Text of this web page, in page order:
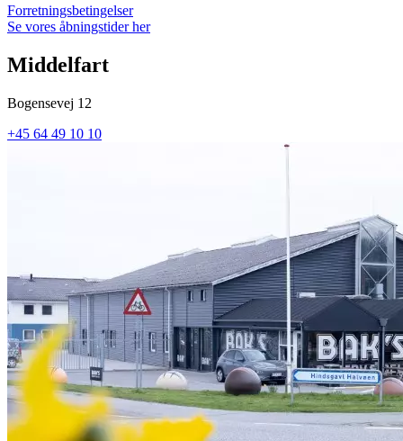
Forretningsbetingelser
Se vores åbningstider her
Middelfart
Bogensevej 12
+45 64 49 10 10